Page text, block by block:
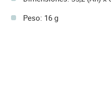
Peso: 16 g